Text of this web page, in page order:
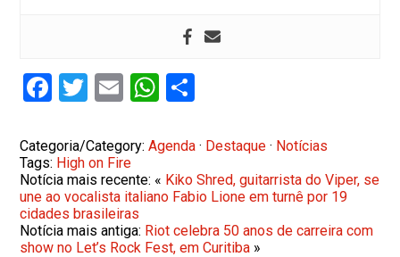
Facebook
Twitter
EmailWhatsApp
Categoria/Category:Agenda · Destaque · Notícias
Tags: High on Fire
Notícia mais recente: « Kiko Shred, guitarrista do Viper, se
une ao vocalista italiano Fabio Lione em turnê por 19
cidades brasileiras
Notícia mais antiga: Riot celebra 50 anos de carreira com
show no Let’s Rock Fest, em Curitiba »